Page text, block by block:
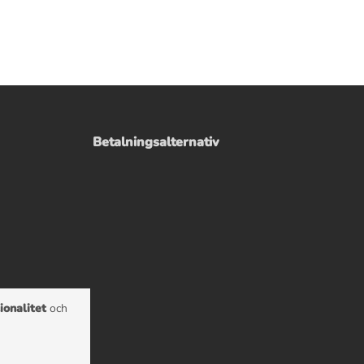
Betalningsalternativ
och